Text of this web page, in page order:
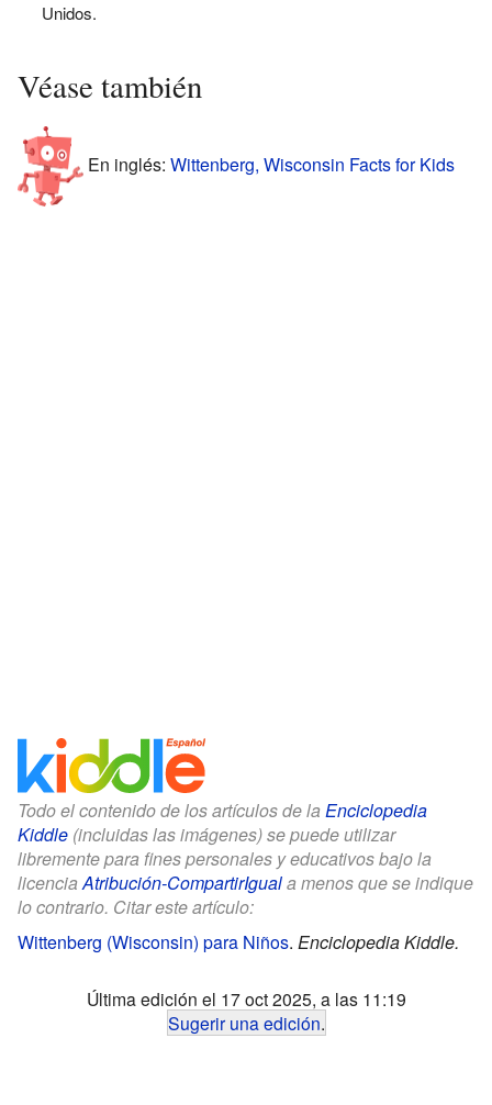
Unidos.
Véase también
En inglés: Wittenberg, Wisconsin Facts for Kids
Todo el contenido de los artículos de la Enciclopedia
Kiddle (incluidas las imágenes) se puede utilizar
libremente para fines personales y educativos bajo la
licenciaAtribución-CompartirIguala menos que se indique
lo contrario. Citar este artículo:
Wittenberg (Wisconsin) para Niños. Enciclopedia Kiddle.
Última edición el 17 oct 2025, a las 11:19
Sugerir una edición.